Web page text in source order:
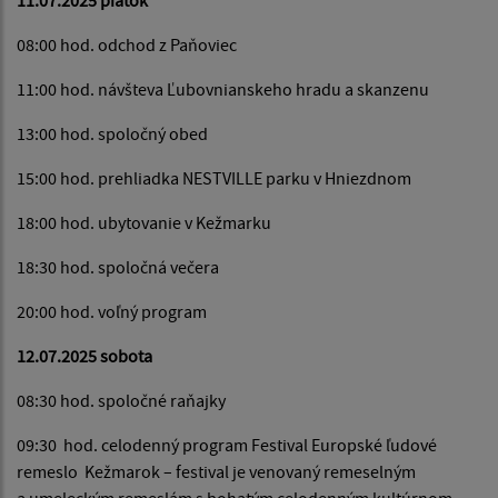
08:00 hod. odchod z Paňoviec
11:00 hod. návšteva Ľubovnianskeho hradu a skanzenu
13:00 hod. spoločný obed
15:00 hod. prehliadka NESTVILLE parku v Hniezdnom
18:00 hod. ubytovanie v Kežmarku
18:30 hod. spoločná večera
20:00 hod. voľný program
12.07.2025 sobota
08:30 hod. spoločné raňajky
09:30 hod. celodenný program Festival Europské ľudové
remeslo Kežmarok – festival je venovaný remeselným